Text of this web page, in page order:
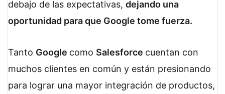
debajo de las expectativas, dejando una
oportunidad para que Google tome fuerza.
Tanto Google como Salesforce cuentan con
muchos clientes en común y están presionando
para lograr una mayor integración de productos,